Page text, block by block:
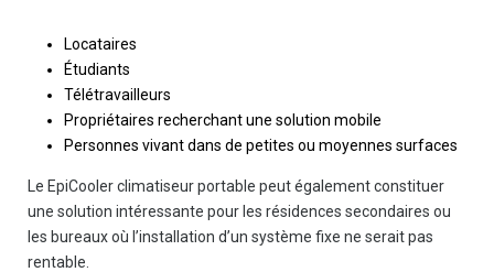
Locataires
Étudiants
Télétravailleurs
Propriétaires recherchant une solution mobile
Personnes vivant dans de petites ou moyennes surfaces
Le EpiCooler climatiseur portable peut également constituer
une solution intéressante pour les résidences secondaires ou
les bureaux où l’installation d’un système fixe ne serait pas
rentable.